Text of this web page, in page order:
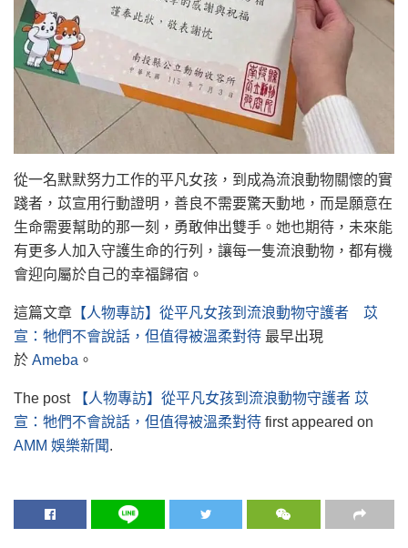
從一名默默努力工作的平凡女孩，到成為流浪動物關懷的實
踐者，苡宣用行動證明，善良不需要驚天動地，而是願意在
生命需要幫助的那一刻，勇敢伸出雙手。她也期待，未來能
有更多人加入守護生命的行列，讓每一隻流浪動物，都有機
會迎向屬於自己的幸福歸宿。
這篇文章 【人物專訪】從平凡女孩到流浪動物守護者 苡
宣：牠們不會說話，但值得被溫柔對待 最早出現
於 Ameba 。
The post
【人物專訪】從平凡女孩到流浪動物守護者 苡
宣：牠們不會說話，但值得被溫柔對待 first appeared on
AMM 娛樂新聞.